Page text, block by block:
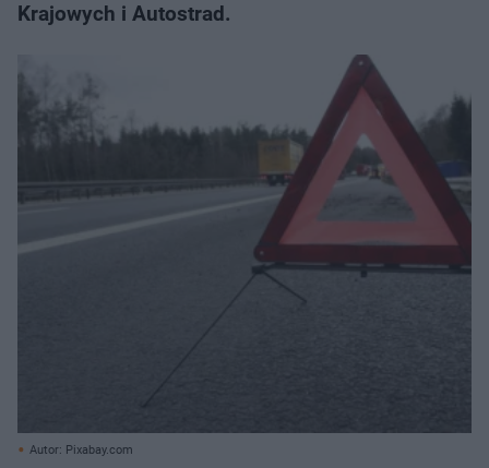
Krajowych i Autostrad.
Autor: Pixabay.com